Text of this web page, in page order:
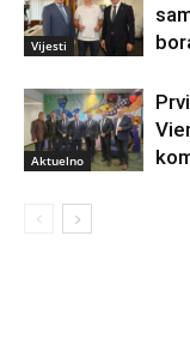
Vijesti
Aktuelno